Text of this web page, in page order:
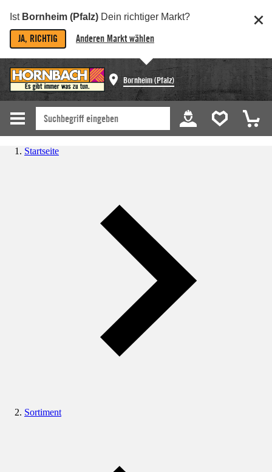
Ist Bornheim (Pfalz) Dein richtiger Markt?
JA, RICHTIG Anderen Markt wählen
Bornheim (Pfalz)
Startseite
Sortiment